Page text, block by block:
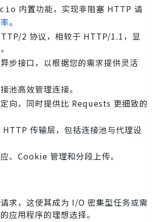
内置功能，实现非阻塞 HTTP 请
。
2 协议，相较于 HTTP/1.1，显
步接口，以根据您的需求提供灵活
池高效管理连接。
向，同时提供比 Requests 更细致的
HTTP 传输层，包括连接池与代理设
、Cookie 管理和分段上传。
求，这使其成为 I/O 密集型任务或需
应用程序的理想选择。